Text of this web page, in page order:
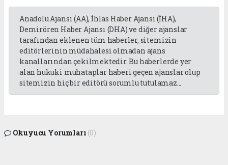
Anadolu Ajansı (AA), İhlas Haber Ajansı (İHA),
Demirören Haber Ajansı (DHA) ve diğer ajanslar
tarafından eklenen tüm haberler, sitemizin
editörlerinin müdahalesi olmadan ajans
kanallarından çekilmektedir. Bu haberlerde yer
alan hukuki muhataplar haberi geçen ajanslar olup
sitemizin hiç bir editörü sorumlu tutulamaz...
Okuyucu Yorumları (0)